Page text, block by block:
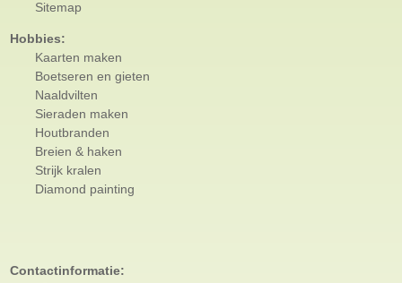
Sitemap
Hobbies:
Kaarten maken
Boetseren en gieten
Naaldvilten
Sieraden maken
Houtbranden
Breien & haken
Strijk kralen
Diamond painting
Contactinformatie: